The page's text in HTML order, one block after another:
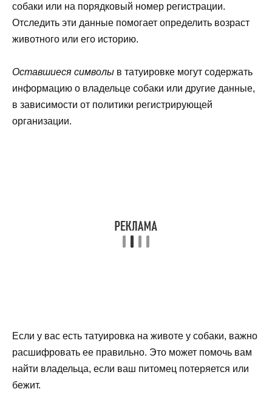
собаки или на порядковый номер регистрации.
Отследить эти данные помогает определить возраст
животного или его историю.
Оставшиеся символы в татуировке могут содержать
информацию о владельце собаки или другие данные,
в зависимости от политики регистрирующей
организации.
Если у вас есть татуировка на животе у собаки, важно
расшифровать ее правильно. Это может помочь вам
найти владельца, если ваш питомец потеряется или
бежит.